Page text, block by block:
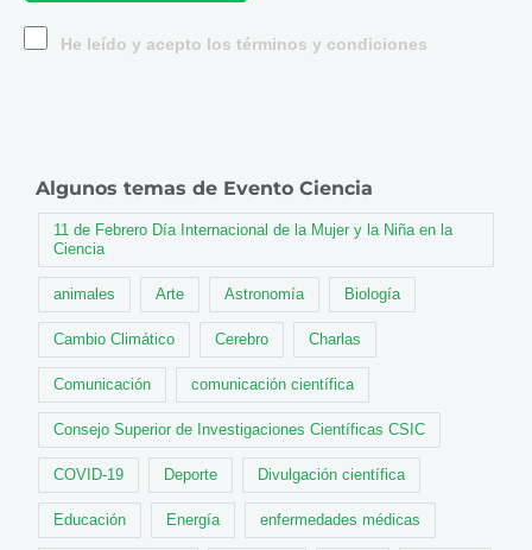
He leído y acepto los términos y condiciones
Algunos temas de Evento Ciencia
11 de Febrero Día Internacional de la Mujer y la Niña en la
Ciencia
animales Arte Astronomía Biología
Cambio Climático Cerebro Charlas
Comunicación comunicación científica
Consejo Superior de Investigaciones Científicas CSIC
COVID-19 Deporte Divulgación científica
Educación Energía enfermedades médicas